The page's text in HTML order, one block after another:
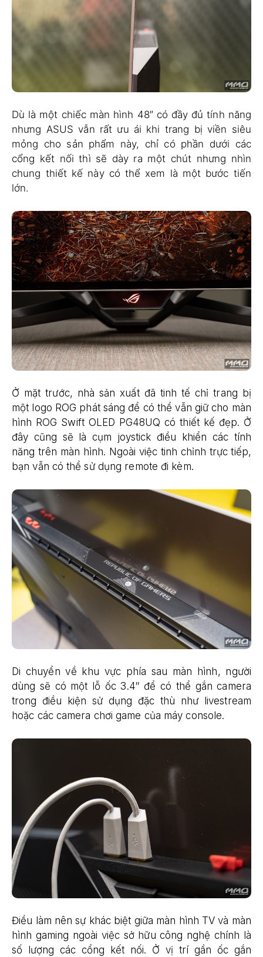
Dù là một chiếc màn hình 48″ có đầy đủ tính năng
nhưng ASUS vẫn rất ưu ái khi trang bị viền siêu
mỏng cho sản phẩm này, chỉ có phần dưới các
cổng kết nối thì sẽ dày ra một chút nhưng nhìn
chung thiết kế này có thể xem là một bước tiến
lớn.
Ở mặt trước, nhà sản xuất đã tinh tế chỉ trang bị
một logo ROG phát sáng để có thể vẫn giữ cho màn
hình ROG Swift OLED PG48UQ có thiết kế đẹp. Ở
đây cũng sẽ là cụm joystick điều khiển các tính
năng trên màn hình. Ngoài việc tinh chỉnh trực tiếp,
bạn vẫn có thể sử dụng remote đi kèm.
Di chuyển về khu vực phía sau màn hình, người
dùng sẽ có một lỗ ốc 3.4″ để có thể gắn camera
trong điều kiện sử dụng đặc thù như livestream
hoặc các camera chơi game của máy console.
Điều làm nên sự khác biệt giữa màn hình TV và màn
hình gaming ngoài việc sở hữu công nghệ chính là
số lượng các cổng kết nối. Ở vị trí gần ốc gắn